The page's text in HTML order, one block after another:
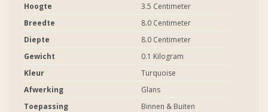
Hoogte
3.5 Centimeter
Breedte
8.0 Centimeter
Diepte
8.0 Centimeter
Gewicht
0.1 Kilogram
Kleur
Turquoise
Afwerking
Glans
Toepassing
Binnen & Buiten